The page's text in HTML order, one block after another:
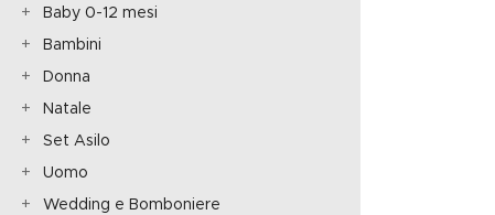
Baby 0-12 mesi
Bambini
Donna
Natale
Set Asilo
Uomo
Wedding e Bomboniere